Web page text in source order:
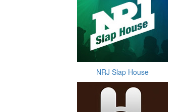
NRJ Slap House